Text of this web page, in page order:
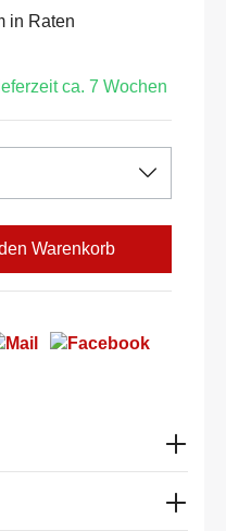
in Raten
ca. 7 Wochen
Warenkorb